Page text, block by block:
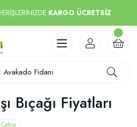
KARGO ÜCRETSİZ
Bıçağı Fiyatları